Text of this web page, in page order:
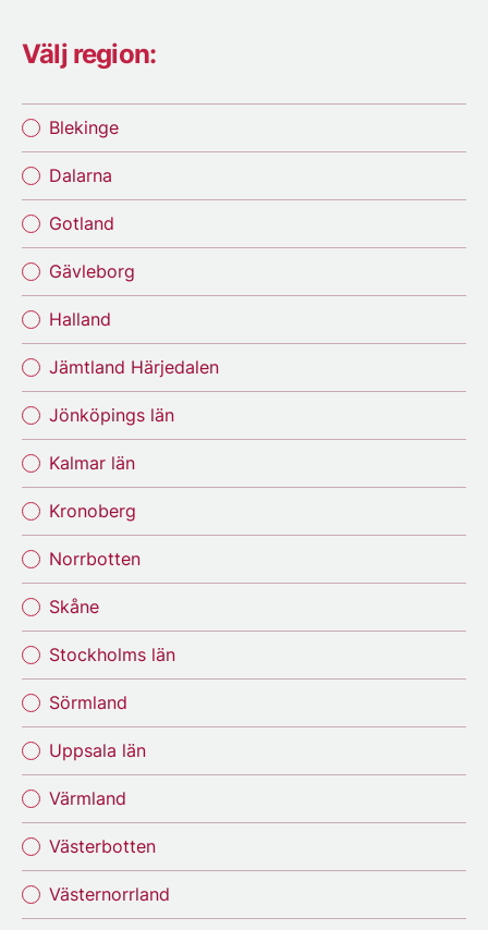
Välj region:
Blekinge
Dalarna
Gotland
Gävleborg
Halland
Jämtland Härjedalen
Jönköpings län
Kalmar län
Kronoberg
Norrbotten
Skåne
Stockholms län
Sörmland
Uppsala län
Värmland
Västerbotten
Västernorrland